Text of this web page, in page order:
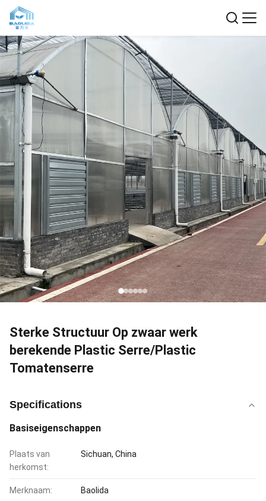
Sterke Structuur Op zwaar werk
berekende Plastic Serre/Plastic
Tomatenserre
Specifications
Basiseigenschappen
Plaats van
herkomst:
Sichuan, China
Merknaam: Baolida